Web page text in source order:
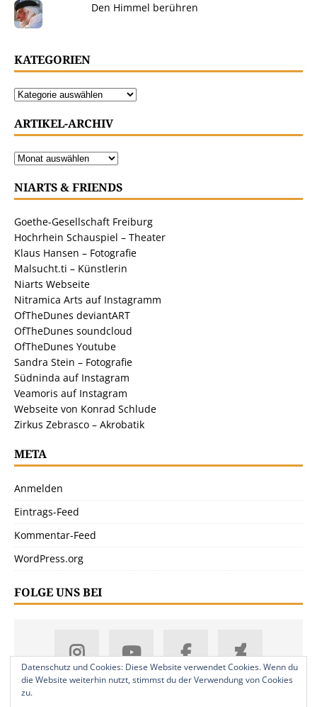
Den Himmel berühren
KATEGORIEN
ARTIKEL-ARCHIV
NIARTS & FRIENDS
Goethe-Gesellschaft Freiburg
Hochrhein Schauspiel – Theater
Klaus Hansen – Fotografie
Malsucht.ti – Künstlerin
Niarts Webseite
Nitramica Arts auf Instagramm
OfTheDunes deviantART
OfTheDunes soundcloud
OfTheDunes Youtube
Sandra Stein – Fotografie
Südninda auf Instagram
Veamoris auf Instagram
Webseite von Konrad Schlude
Zirkus Zebrasco – Akrobatik
META
Anmelden
Eintrags-Feed
Kommentar-Feed
WordPress.org
FOLGE UNS BEI
Datenschutz und Cookies: Diese Website verwendet Cookies. Wenn du
die Website weiterhin nutzt, stimmst du der Verwendung von Cookies
zu.